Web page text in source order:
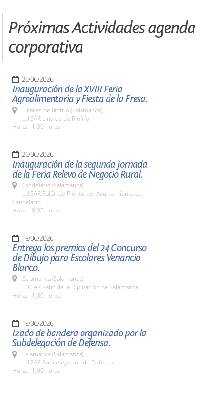
Próximas Actividades agenda
corporativa
20/06/2026
Inauguración de la XVIII Feria
Agroalimentaria y Fiesta de la Fresa.
Linares de Riofrío (Salamanca)
LUGAR Linares de Riofrío
Hora: 11,30 horas
20/06/2026
Inauguración de la segunda jornada
de la Feria Relevo de Negocio Rural.
Candelario (Salamanca)
LUGAR Salón de Plenos del Ayuntamiento de
Candelario
Hora: 10,30 horas
19/06/2026
Entrega los premios del 24 Concurso
de Dibujo para Escolares Venancio
Blanco.
Salamanca (Salamanca)
LUGAR Patio de la Diputación de Salamanca.
Hora: 11,30 horas
19/06/2026
Izado de bandera organizado por la
Subdelegación de Defensa.
Salamanca (Salamanca)
LUGAR Subdelegación de Defensa.
Hora: 11,00 horas